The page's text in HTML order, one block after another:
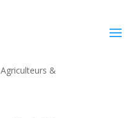
Agriculteurs &